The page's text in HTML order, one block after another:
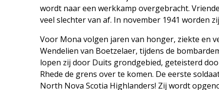
wordt naar een werkkamp overgebracht.
veel slechter van af. In november 1941 worden
Voor Mona volgen jaren van honger, ziekte en
Wendelien van Boetzelaer, tijdens de
lopen zij door Duits grondgebied, geteisterd
Rhede de grens over te komen. De eerste
North Nova Scotia Highlanders! Zij wordt